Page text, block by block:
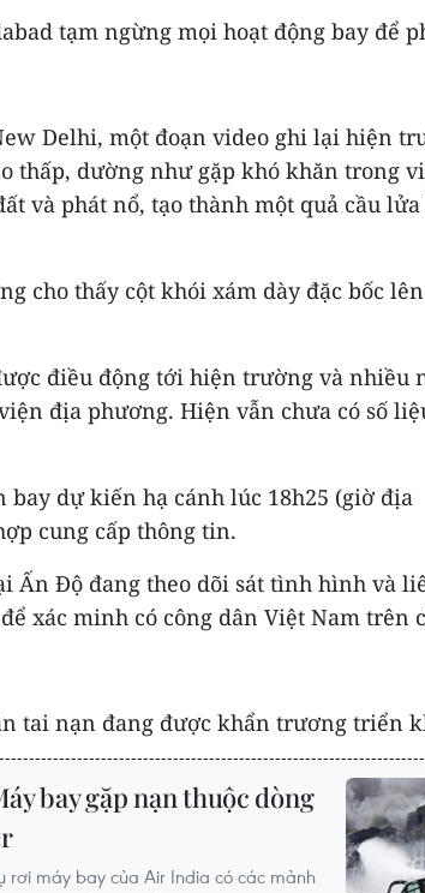
tạm ngừng mọi hoạt động bay để
Delhi, một đoạn video ghi lại hiện
thấp, dường như gặp khó khăn trong
và phát nổ, tạo thành một quả cầu
cho thấy cột khói xám dày đặc bốc
điều động tới hiện trường và nhiều
địa phương. Hiện vẫn chưa có số
bay dự kiến hạ cánh lúc 18h25 (giờ địa
cung cấp thông tin.
Ấn Độ đang theo dõi sát tình hình và
xác minh có công dân Việt Nam trên
tai nạn đang được khẩn trương triển
bay gặp nạn thuộc dòng
rơi máy bay của Air India có các mảnh